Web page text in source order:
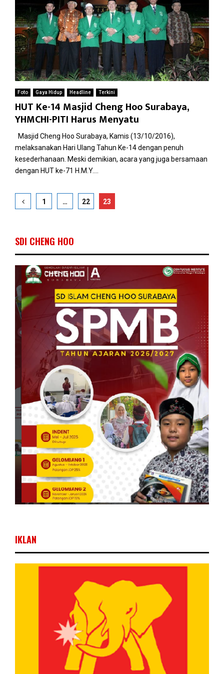
Foto Gaya Hidup Headline Terkini
HUT Ke-14 Masjid Cheng Hoo Surabaya,
YHMCHI-PITI Harus Menyatu
Masjid Cheng Hoo Surabaya, Kamis (13/10/2016),
melaksanakan Hari Ulang Tahun Ke-14 dengan penuh
kesederhanaan. Meski demikian, acara yang juga bersamaan
dengan HUT ke-71 H.M.Y....
Paginasi
1 … 22 23
SDI CHENG HOO
IKLAN